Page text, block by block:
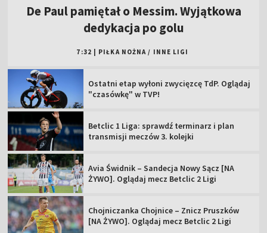
De Paul pamiętał o Messim. Wyjątkowa
dedykacja po golu
7:32 PIŁKA NOŻNA / INNE LIGI
Ostatni etap wyłoni zwycięzcę TdP. Oglądaj
"czasówkę" w TVP!
Betclic 1 Liga: sprawdź terminarz i plan
transmisji meczów 3. kolejki
Avia Świdnik – Sandecja Nowy Sącz [NA
ŻYWO]. Oglądaj mecz Betclic 2 Ligi
Chojniczanka Chojnice – Znicz Pruszków
[NA ŻYWO]. Oglądaj mecz Betclic 2 Ligi